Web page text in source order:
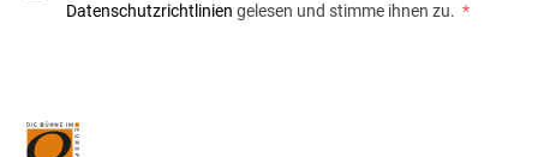
Datenschutzrichtlinien gelesen und stimme ihnen zu. *